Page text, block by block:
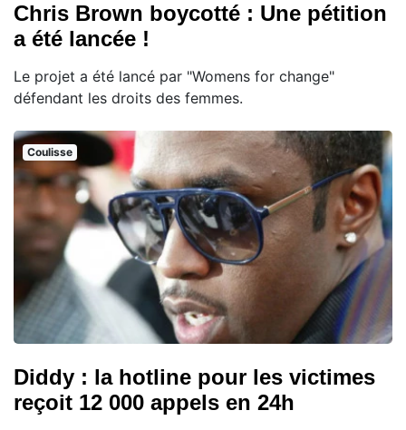
Chris Brown boycotté : Une pétition
a été lancée !
Le projet a été lancé par "Womens for change"
défendant les droits des femmes.
Coulisse
Diddy : la hotline pour les victimes
reçoit 12 000 appels en 24h